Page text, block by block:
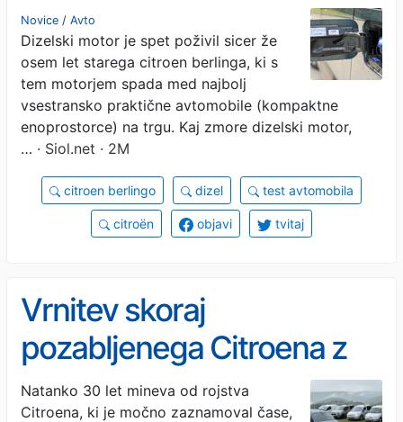
zelo priljubljen. #foto
Novice / Avto
Dizelski motor je spet poživil sicer že
osem let starega citroen berlinga, ki s
tem motorjem spada med najbolj
vsestransko praktične avtomobile (kompaktne
enoprostorce) na trgu. Kaj zmore dizelski motor,
… · Siol.net · 2M
citroen berlingo dizel test avtomobila
citroën objavi tvitaj
Vrnitev skoraj
pozabljenega Citroena z
dizelskim motorjem
Natanko 30 let mineva od rojstva
Citroena, ki je močno zaznamoval čase,